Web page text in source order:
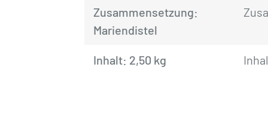
Zusammensetzung:
Mariendistel
Inhalt: 2,50 kg